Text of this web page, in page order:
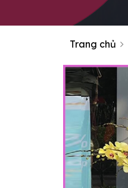
Trang chủ